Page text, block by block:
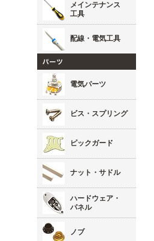
メインテナンス
工具
配線・電気工具
電気パーツ
ビス・スプリング
ピックガード
ナット・サドル
ハードウェア・
パネル
ノブ